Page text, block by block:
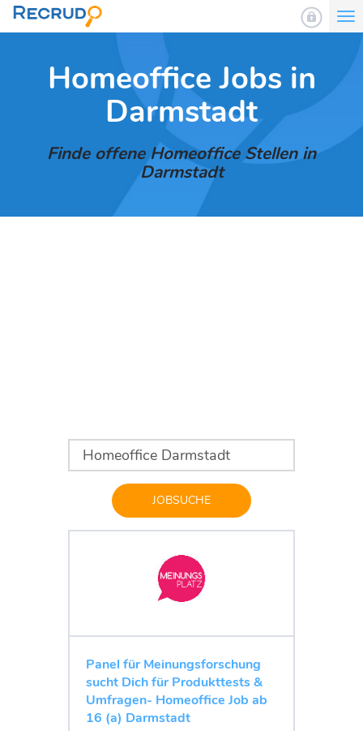
Homeoffice Jobs in
Darmstadt
Finde offene Homeoffice Stellen in
Darmstadt
JOBSUCHE
Panel für Meinungsforschung
sucht Dich für Produkttests &
Umfragen- Homeoffice Job ab
16 (a) Darmstadt